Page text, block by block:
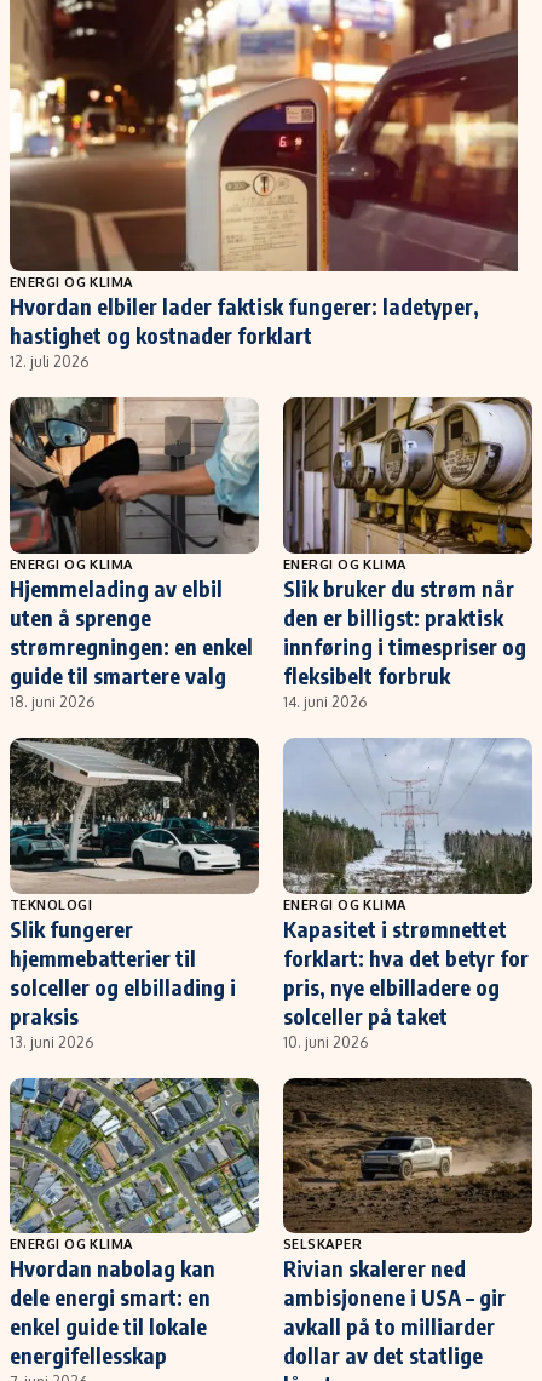
ENERGI OG KLIMA
Hvordan elbiler lader faktisk fungerer: ladetyper,
hastighet og kostnader forklart
12. juli 2026
ENERGI OG KLIMA
Hjemmelading av elbil
uten å sprenge
strømregningen: en enkel
guide til smartere valg
18. juni 2026
ENERGI OG KLIMA
Slik bruker du strøm når
den er billigst: praktisk
innføring i timespriser og
fleksibelt forbruk
14. juni 2026
TEKNOLOGI
Slik fungerer
hjemmebatterier til
solceller og elbillading i
praksis
13. juni 2026
ENERGI OG KLIMA
Kapasitet i strømnettet
forklart: hva det betyr for
pris, nye elbilladere og
solceller på taket
10. juni 2026
ENERGI OG KLIMA
Hvordan nabolag kan
dele energi smart: en
enkel guide til lokale
energifellesskap
SELSKAPER
Rivian skalerer ned
ambisjonene i USA – gir
avkall på to milliarder
dollar av det statlige